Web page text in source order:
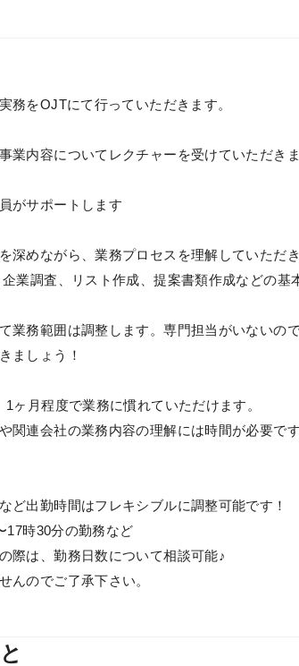
務をOJTにて行っていただきます。
業内容についてレクチャーを受けていただきま
がサポートします
深めながら、業務プロセスを理解していただ
業調査、リスト作成、提案書類作成などの基
業務範囲は調整します。専門担当がいないの
ましょう！
1ヶ月程度で業務に慣れていただけます。
関連会社の業務内容の理解には時間が必要で
ど出勤時間はフレキシブルに調整可能です！
17時30分の勤務など
際は、勤務日数について相談可能♪
んのでご了承下さい。